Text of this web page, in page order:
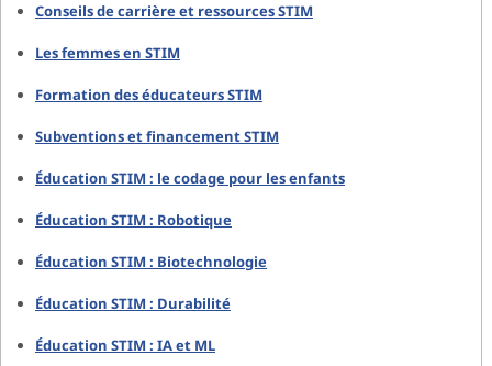
Conseils de carrière et ressources STIM
Les femmes en STIM
Formation des éducateurs STIM
Subventions et financement STIM
Éducation STIM : le codage pour les enfants
Éducation STIM : Robotique
Éducation STIM : Biotechnologie
Éducation STIM : Durabilité
Éducation STIM : IA et ML